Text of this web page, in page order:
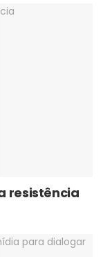
resistência